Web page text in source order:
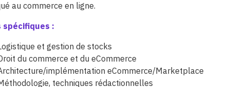
au commerce en ligne.
spécifiques :
et gestion de stocks
du commerce et du eCommerce
implémentation eCommerce/Marketplace
techniques rédactionnelles